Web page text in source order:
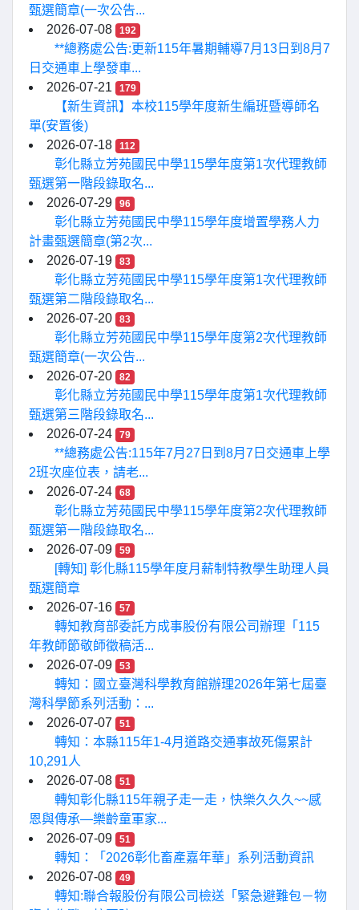
甄選簡章(一次公告...
2026-07-08
192
**總務處公告:更新115年暑期輔導7月13日到8月7
日交通車上學發車...
2026-07-21
179
【新生資訊】本校115學年度新生編班暨導師名
單(安置後)
2026-07-18
112
彰化縣立芳苑國民中學115學年度第1次代理教師
甄選第一階段錄取名...
2026-07-29
96
彰化縣立芳苑國民中學115學年度增置學務人力
計畫甄選簡章(第2次...
2026-07-19
83
彰化縣立芳苑國民中學115學年度第1次代理教師
甄選第二階段錄取名...
2026-07-20
83
彰化縣立芳苑國民中學115學年度第2次代理教師
甄選簡章(一次公告...
2026-07-20
82
彰化縣立芳苑國民中學115學年度第1次代理教師
甄選第三階段錄取名...
2026-07-24
79
**總務處公告:115年7月27日到8月7日交通車上學
2班次座位表，請老...
2026-07-24
68
彰化縣立芳苑國民中學115學年度第2次代理教師
甄選第一階段錄取名...
2026-07-09
59
[轉知] 彰化縣115學年度月薪制特教學生助理人員
甄選簡章
2026-07-16
57
轉知教育部委託方成事股份有限公司辦理「115
年教師節敬師徵稿活...
2026-07-09
53
轉知：國立臺灣科學教育館辦理2026年第七屆臺
灣科學節系列活動：...
2026-07-07
51
轉知：本縣115年1-4月道路交通事故死傷累計
10,291人
2026-07-08
51
轉知彰化縣115年親子走一走，快樂久久久~~感
恩與傳承—樂齡童軍家...
2026-07-09
51
轉知：「2026彰化畜產嘉年華」系列活動資訊
2026-07-08
49
轉知:聯合報股份有限公司檢送「緊急避難包－物